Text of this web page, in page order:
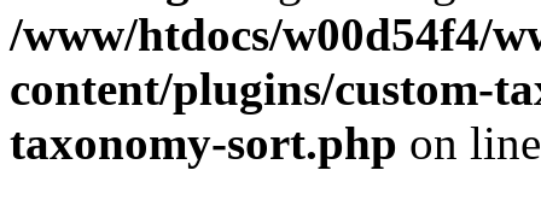
/www/htdocs/w00d54f4/
content/plugins/custom-
taxonomy-sort.php on